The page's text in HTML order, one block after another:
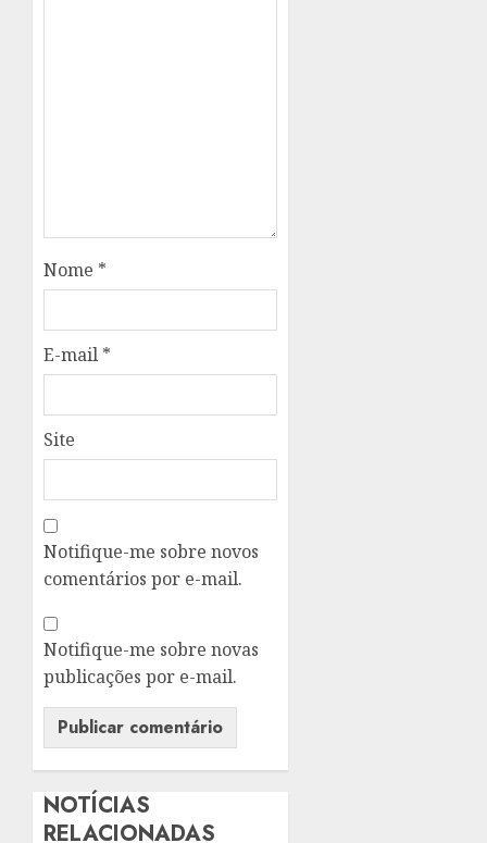
Nome *
E-mail *
Site
Notifique-me sobre novos
comentários por e-mail.
Notifique-me sobre novas
publicações por e-mail.
NOTÍCIAS
RELACIONADAS